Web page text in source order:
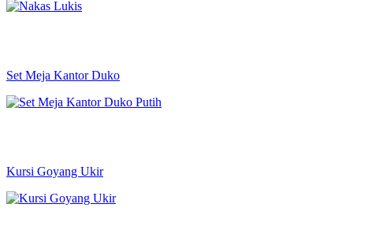
Set Meja Kantor Duko
Kursi Goyang Ukir